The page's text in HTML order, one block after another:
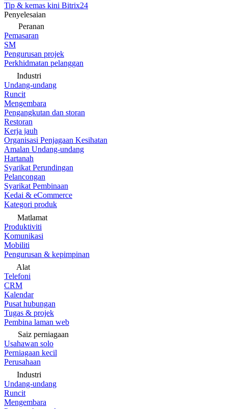
Tip & kemas kini Bitrix24
Penyelesaian
Peranan
Pemasaran
SM
Pengurusan projek
Perkhidmatan pelanggan
Industri
Undang-undang
Runcit
Mengembara
Pengangkutan dan storan
Restoran
Kerja jauh
Organisasi Penjagaan Kesihatan
Amalan Undang-undang
Hartanah
Syarikat Perundingan
Pelancongan
Syarikat Pembinaan
Kedai & eCommerce
Kategori produk
Matlamat
Produktiviti
Komunikasi
Mobiliti
Pengurusan & kepimpinan
Alat
Telefoni
CRM
Kalendar
Pusat hubungan
Tugas & projek
Pembina laman web
Saiz perniagaan
Usahawan solo
Perniagaan kecil
Perusahaan
Industri
Undang-undang
Runcit
Mengembara